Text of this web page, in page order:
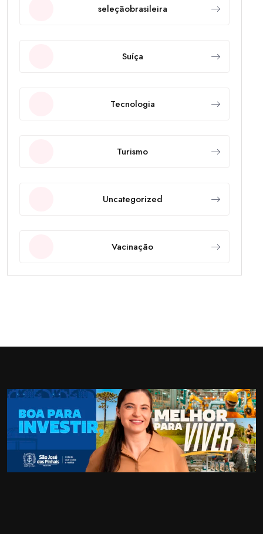
seleçãobrasileira
Suíça
Tecnologia
Turismo
Uncategorized
Vacinação